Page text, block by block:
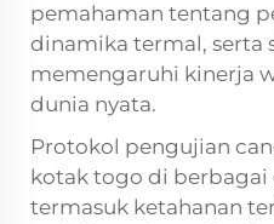
pemahaman tentang
dinamika termal, serta
memengaruhi kinerja
dunia nyata.
Protokol pengujian
kotak togo di berbagai
termasuk ketahanan